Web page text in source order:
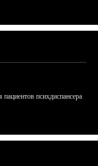
пациентов психдиспансера